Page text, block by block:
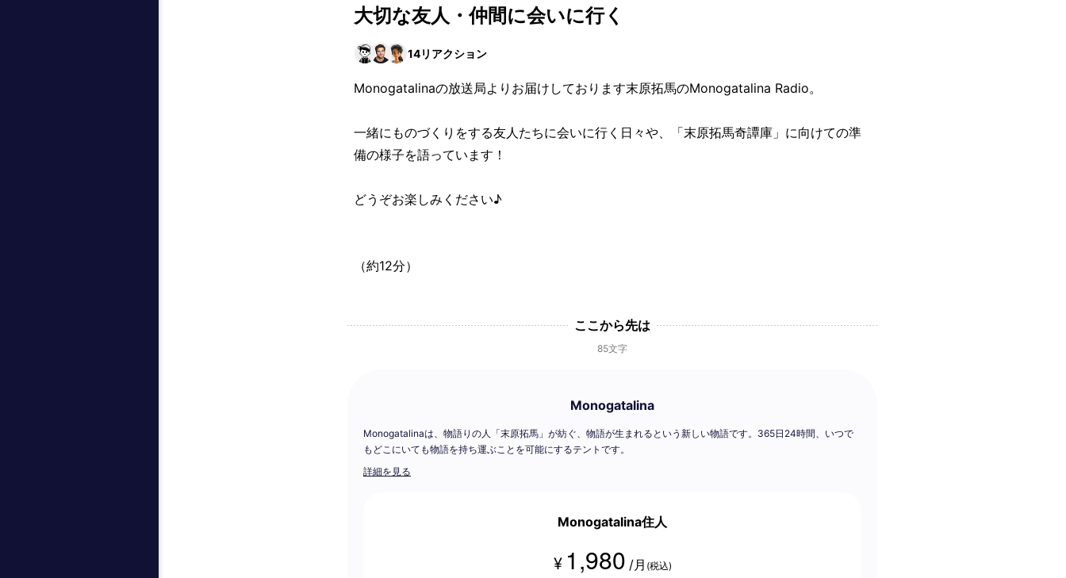
大切な友人・仲間に会いに行く
14リアクション
Monogatalinaの放送局よりお届けしております末原拓馬のMonogatalina Radio。
一緒にものづくりをする友人たちに会いに行く日々や、「末原拓馬奇譚庫」に向けての準
備の様子を語っています！
どうぞお楽しみください♪
（約12分）
ここから先は
85文字
Monogatalina
Monogatalinaは、物語りの人「末原拓馬」が紡ぐ、物語が生まれるという新しい物語です。365日24時間、いつで
もどこにいても物語を持ち運ぶことを可能にするテントです。
詳細を見る
Monogatalina住人
¥ 1,980 /月 (税込)